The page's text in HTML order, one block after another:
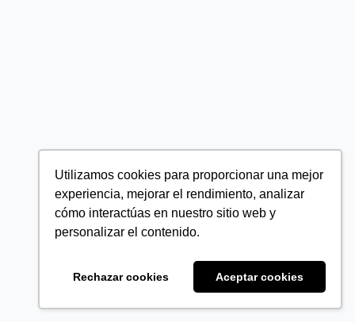
Utilizamos cookies para proporcionar una mejor
experiencia, mejorar el rendimiento, analizar
cómo interactúas en nuestro sitio web y
personalizar el contenido.
Rechazar cookies Aceptar cookies